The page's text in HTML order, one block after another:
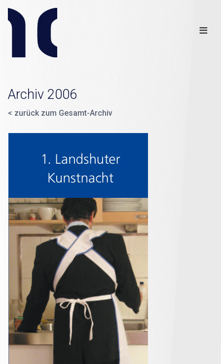
≡
Archiv 2006
< zurück zum Gesamt-Archiv